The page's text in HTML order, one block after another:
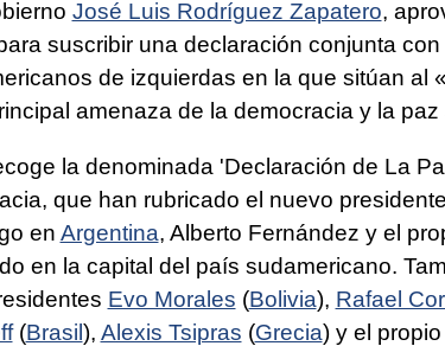
José Luis Rodríguez Zapatero,
suscribir una declaración conjunta
de izquierdas en la que sitúan al
amenaza de la democracia y la paz
la denominada 'Declaración de La
que han rubricado el nuevo
en Argentina, Alberto Fernández y el
en la capital del país sudamericano.
Evo Morales (Bolivia), Rafael
(Brasil), Alexis Tsipras (Grecia) y el